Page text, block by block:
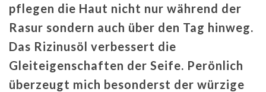
pflegen die Haut nicht nur während der
Rasur sondern auch über den Tag hinweg.
Das Rizinusöl verbessert die
Gleiteigenschaften der Seife. Perönlich
überzeugt mich besonderst der würzige